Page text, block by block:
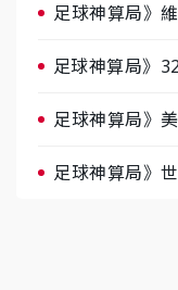
足球神算局》
足球神算局》
足球神算局》
足球神算局》